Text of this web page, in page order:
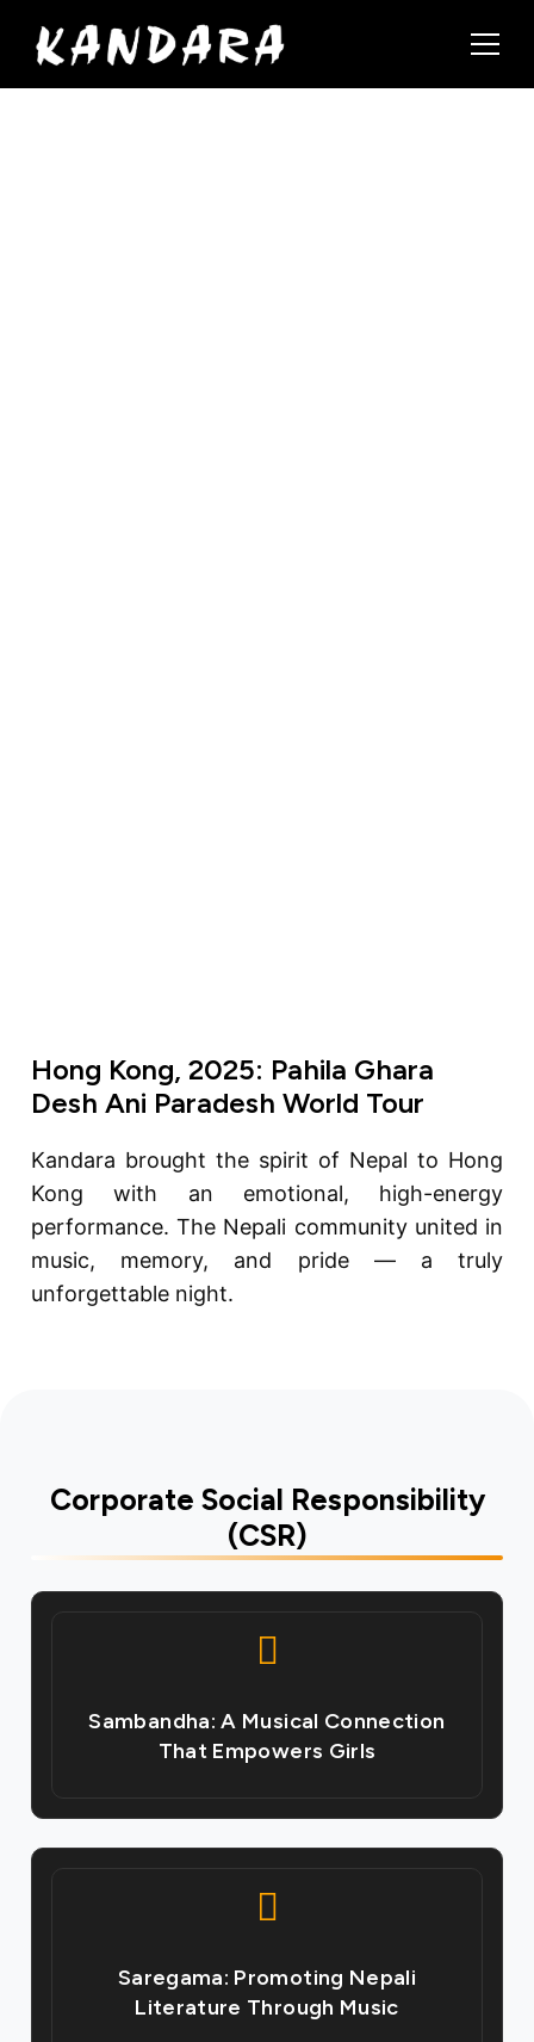
Hong Kong, 2025: Pahila Ghara
Desh Ani Paradesh World Tour
Kandara brought the spirit of Nepal to Hong
Kong with an emotional, high-energy
performance. The Nepali community united in
music, memory, and pride — a truly
unforgettable night.
Corporate Social Responsibility
(CSR)
Sambandha: A Musical Connection
That Empowers Girls
Saregama: Promoting Nepali
Literature Through Music